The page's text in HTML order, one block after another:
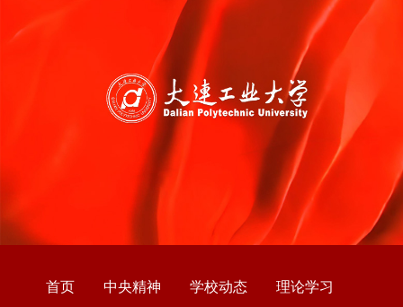
首页 中央精神 学校动态 理论学习